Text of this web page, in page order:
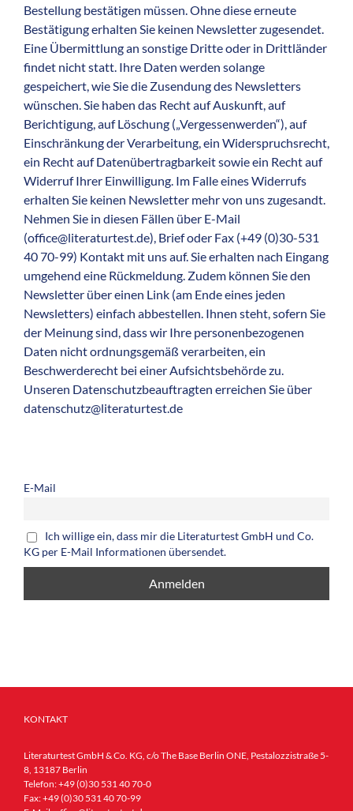
Bestellung bestätigen müssen. Ohne diese erneute
Bestätigung erhalten Sie keinen Newsletter zugesendet.
Eine Übermittlung an sonstige Dritte oder in Drittländer
findet nicht statt. Ihre Daten werden solange
gespeichert, wie Sie die Zusendung des Newsletters
wünschen. Sie haben das Recht auf Auskunft, auf
Berichtigung, auf Löschung („Vergessenwerden“), auf
Einschränkung der Verarbeitung, ein Widerspruchsrecht,
ein Recht auf Datenübertragbarkeit sowie ein Recht auf
Widerruf Ihrer Einwilligung. Im Falle eines Widerrufs
erhalten Sie keinen Newsletter mehr von uns zugesandt.
Nehmen Sie in diesen Fällen über E-Mail
(office@literaturtest.de), Brief oder Fax (+49 (0)30-531
40 70-99) Kontakt mit uns auf. Sie erhalten nach Eingang
umgehend eine Rückmeldung. Zudem können Sie den
Newsletter über einen Link (am Ende eines jeden
Newsletters) einfach abbestellen. Ihnen steht, sofern Sie
der Meinung sind, dass wir Ihre personenbezogenen
Daten nicht ordnungsgemäß verarbeiten, ein
Beschwerderecht bei einer Aufsichtsbehörde zu.
Unseren Datenschutzbeauftragten erreichen Sie über
datenschutz@literaturtest.de
E-Mail
Ich willige ein, dass mir die Literaturtest GmbH und Co.
KG per E-Mail Informationen übersendet.
KONTAKT
Literaturtest GmbH & Co. KG, c/o The Base Berlin ONE, Pestalozzistraße 5-
8, 13187 Berlin
Telefon:+49 (0)30 531 40 70-0
Fax:+49 (0)30 531 40 70-99